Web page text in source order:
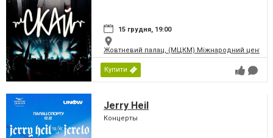
15 грудня, 19:00
Жовтневий палац, (МЦКМ) Міжнародний центр
Купити
Jerry Heil
Концерты